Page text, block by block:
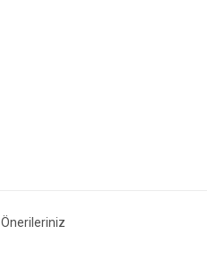
Önerileriniz